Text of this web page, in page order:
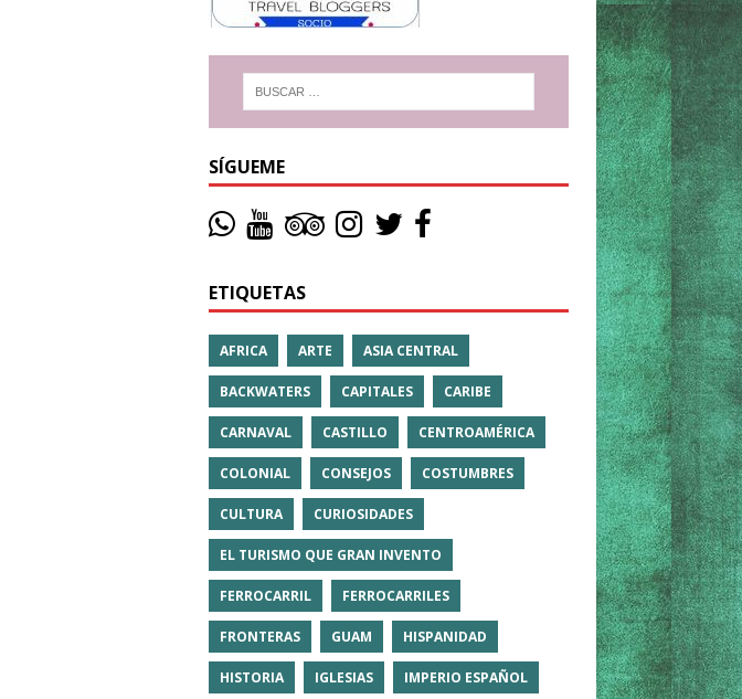
SÍGUEME
ETIQUETAS
AFRICA ARTE ASIA CENTRAL
BACKWATERS CAPITALES CARIBE
CARNAVAL CASTILLO CENTROAMÉRICA
COLONIAL CONSEJOS COSTUMBRES
CULTURA CURIOSIDADES
EL TURISMO QUE GRAN INVENTO
FERROCARRIL FERROCARRILES
FRONTERAS GUAM HISPANIDAD
HISTORIA IGLESIAS IMPERIO ESPAÑOL